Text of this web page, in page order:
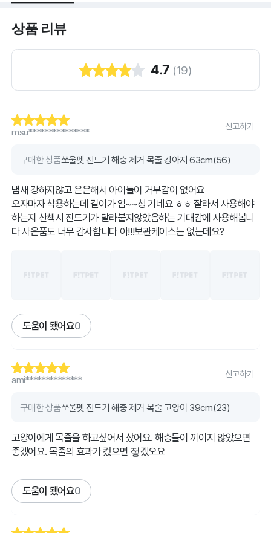
상품 리뷰
4.7 (19)
msu***************
신고하기
구매한 상품쏘울펫 진드기 해충 제거 목줄 강아지 63cm(56)
냄새 강하지않고 은은해서 아이들이 거부감이 없어요
오자마자 착용하는데 길이가 엄~~청 기네요 ㅎㅎ 잘라서 사용해야
하는지 산책시 진드기가 달라붙지않았음하는 기대감에 사용해봅니
다 사은품도 너무 감사합니다 아!!!보관케이스는 없는데요?
도움이 됐어요0
ami**************
신고하기
구매한 상품쏘울펫 진드기 해충 제거 목줄 고양이 39cm(23)
고양이에게 목줄을 하고싶어서 샀어요. 해충들이 끼이지 않았으면
좋겠어요. 목줄의 효과가 컸으면 젛겠오요
도움이 됐어요0